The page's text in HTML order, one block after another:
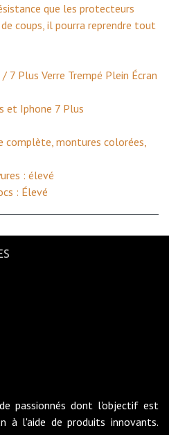
que les protecteurs
coups, il pourra reprendre tout
7 Plus Verre Trempé Plein Écran
et Iphone 7 Plus
complète, montures colorées,
: élevé
: Élevé
passionnés dont l'objectif est
à l'aide de produits innovants.